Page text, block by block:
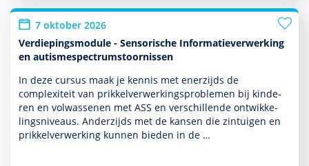
7 oktober 2026
Verdiepingsmodule - Sensorische Informatieverwerking
en autismespectrumstoornissen
In deze cursus maak je kennis met enerzijds de
complexiteit van prikkelverwerkingspro­ble­men bij kin­de­
ren en vol­was­senen met ASS en ver­schil­lende ont­wikke­
lingsniveaus. Anderzijds met de kansen die zintuigen en
prikkelverwerking kunnen bieden in de …